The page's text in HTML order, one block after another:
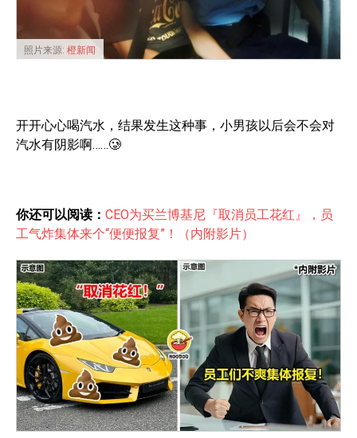
照片来源: 橙新闻
开开心心喝汽水，结果发生这种事，小男孩以后会不会对
汽水有阴影啊……🥲
你还可以阅读： CEO为买兰博基尼『取消员工花红』，员
工气炸集体来个“便便报复”！（内附影片）